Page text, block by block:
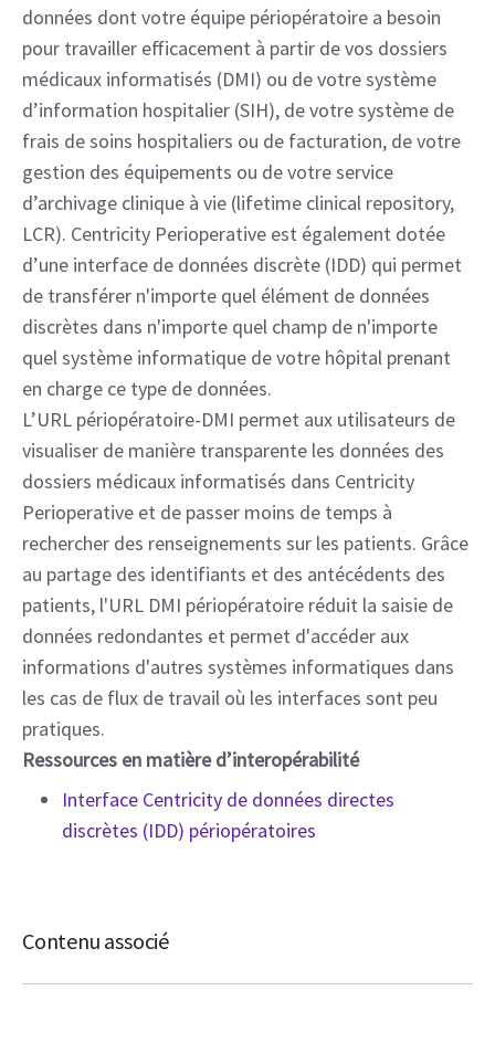
données dont votre équipe périopératoire a besoin
pour travailler efficacement à partir de vos dossiers
médicaux informatisés (DMI) ou de votre système
d’information hospitalier (SIH), de votre système de
frais de soins hospitaliers ou de facturation, de votre
gestion des équipements ou de votre service
d’archivage clinique à vie (lifetime clinical repository,
LCR). Centricity Perioperative est également dotée
d’une interface de données discrète (IDD) qui permet
de transférer n'importe quel élément de données
discrètes dans n'importe quel champ de n'importe
quel système informatique de votre hôpital prenant
en charge ce type de données.
L’URL périopératoire-DMI permet aux utilisateurs de
visualiser de manière transparente les données des
dossiers médicaux informatisés dans Centricity
Perioperative et de passer moins de temps à
rechercher des renseignements sur les patients. Grâce
au partage des identifiants et des antécédents des
patients, l'URL DMI périopératoire réduit la saisie de
données redondantes et permet d'accéder aux
informations d'autres systèmes informatiques dans
les cas de flux de travail où les interfaces sont peu
pratiques.
Ressources en matière d’interopérabilité
Interface Centricity de données directes
discrètes (IDD) périopératoires
Contenu associé